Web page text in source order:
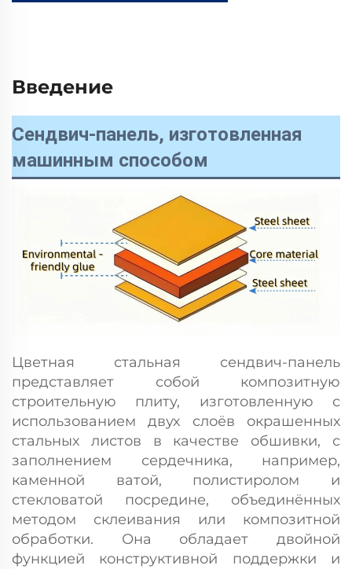
Введение
Сендвич-панель, изготовленная
машинным способом
Цветная стальная сендвич-панель
представляет собой композитную
строительную плиту, изготовленную с
использованием двух слоёв окрашенных
стальных листов в качестве обшивки, с
заполнением сердечника, например,
каменной ватой, полистиролом и
стекловатой посредине, объединённых
методом склеивания или композитной
обработки. Она обладает двойной
функцией конструктивной поддержки и